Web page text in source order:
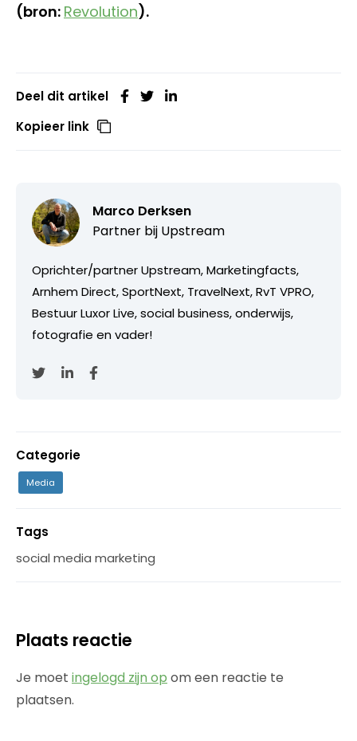
(bron: Revolution).
Deel dit artikel
Kopieer link
Marco Derksen
Partner bij Upstream
Oprichter/partner Upstream, Marketingfacts,
Arnhem Direct, SportNext, TravelNext, RvT VPRO,
Bestuur Luxor Live, social business, onderwijs,
fotografie en vader!
Categorie
Media
Tags
social media marketing
Plaats reactie
Je moet ingelogd zijn op om een reactie te
plaatsen.